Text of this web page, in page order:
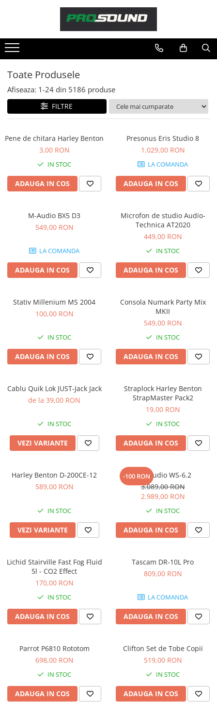
Sonorizare / PA
Adaptoare phantom
Adresare publica 100V
Amplificatoare Audio
Boxe Audio
Mixere audio
Monitorizare In-Ear
Pickup-uri, platane & accesorii
Playere si Recordere
Procesoare si efecte
Stabilizatoare de tensiune UPS si
Power Conditioner
Microfoane
Accesorii de microfoane
Microfoane de broadcast
Microfoane de instrumente
Microfoane de studio
Microfoane de Suprafata
Microfoane lavaliera si headset
Microfoane podcast, USB, iOS /
Microfoane pt Camere Video
Microfoane pt instalatii si
conferinta
Microfoane stereo
Microfoane Suspendabile
Stative de microfon
Studio si inregistrari
Accesorii de microfoane
Accesorii echipamente de studio
Clape MIDI
Convertoare AD/DA
Microfoane de studio
Preamplificatoare
Protectii antifonice pentru urechi
Toate Produsele
Afiseaza: 1-24 din 5186 produse
FILTRE
Pene de chitara Harley Benton
3,00 RON
IN STOC
ADAUGA IN COS
Presonus Eris Studio 8
1.029,00 RON
LA COMANDA
ADAUGA IN COS
M-Audio BX5 D3
549,00 RON
LA COMANDA
ADAUGA IN COS
Microfon de studio Audio-
Technica AT2020
449,00 RON
IN STOC
ADAUGA IN COS
Stativ Millenium MS 2004
100,00 RON
IN STOC
ADAUGA IN COS
Consola Numark Party Mix
MKII
549,00 RON
IN STOC
ADAUGA IN COS
Cablu Quik Lok JUST-Jack Jack
de la 39,00 RON
IN STOC
VEZI VARIANTE
Straplock Harley Benton
StrapMaster Pack2
19,00 RON
IN STOC
ADAUGA IN COS
Harley Benton D-200CE-12
589,00 RON
IN STOC
VEZI VARIANTE
-100 RON
Kali Audio WS-6.2
3.089,00 RON
2.989,00 RON
IN STOC
ADAUGA IN COS
Lichid Stairville Fast Fog Fluid
5l - CO2 Effect
170,00 RON
IN STOC
ADAUGA IN COS
Tascam DR-10L Pro
809,00 RON
LA COMANDA
ADAUGA IN COS
Parrot P6810 Rototom
698,00 RON
IN STOC
ADAUGA IN COS
Clifton Set de Tobe Copii
519,00 RON
IN STOC
ADAUGA IN COS